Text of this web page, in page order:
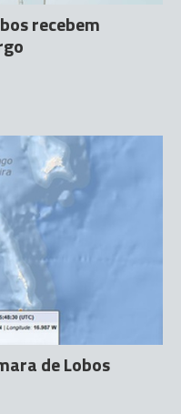
recebem
de Lobos